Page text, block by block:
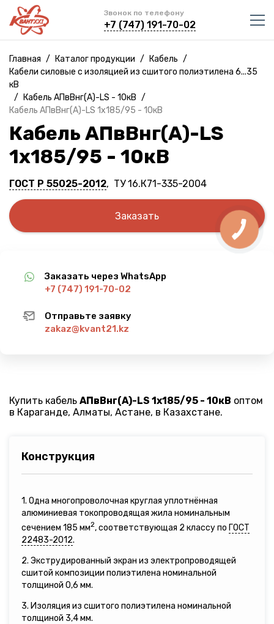
Звонок по телефону
+7 (747) 191-70-02
Главная / Каталог продукции / Кабель /
Кабели силовые с изоляцией из сшитого полиэтилена 6...35
кВ
/
Кабель АПвВнг(A)-LS - 10кВ /
Кабель АПвВнг(A)-LS 1х185/95 - 10кВ
Кабель АПвВнг(A)-LS
1х185/95 - 10кВ
ГОСТ Р 55025-2012, ТУ 16.К71-335-2004
Заказать
Заказать через WhatsApp
+7 (747) 191-70-02
Отправьте заявку
zakaz@kvant21.kz
Купить кабель АПвВнг(A)-LS 1х185/95 - 10кВ оптом
в Караганде, Алматы, Астане, в Казахстане.
Конструкция
1. Одна многопроволочная круглая уплотнённая
алюминиевая токопроводящая жила номинальным
сечением 185 мм2, соответствующая 2 классу по ГОСТ
22483-2012.
2. Экструдированный экран из электропроводящей
сшитой композиции полиэтилена номинальной
толщиной 0,6 мм.
3. Изоляция из сшитого полиэтилена номинальной
толщиной 3,4 мм.